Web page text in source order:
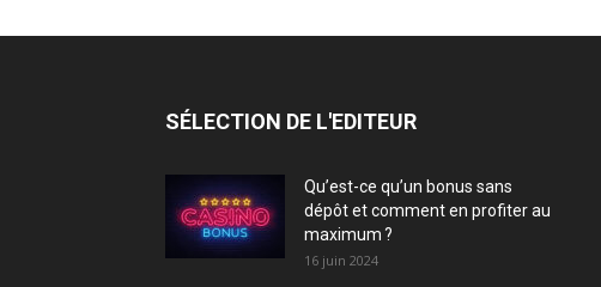
SÉLECTION DE L'EDITEUR
Qu’est-ce qu’un bonus sans
dépôt et comment en profiter au
maximum ?
16 juin 2024